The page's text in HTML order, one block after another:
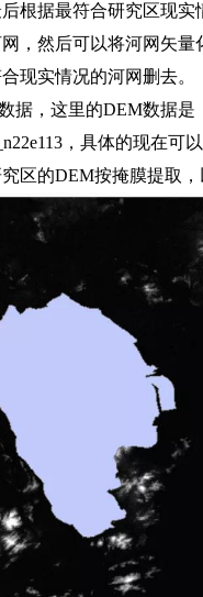
根据最符合研究区现实
，然后可以将河网矢量
现实情况的河网删去。
据，这里的DEM数据是
，具体的现在可
区的DEM按掩膜提取，